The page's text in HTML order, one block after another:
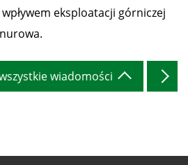
eksploatacji górniczej
wiadomości